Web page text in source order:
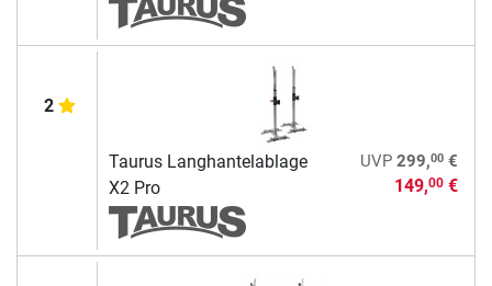
2
Taurus Langhantelablage
X2 Pro
UVP 299,00€
149,00€